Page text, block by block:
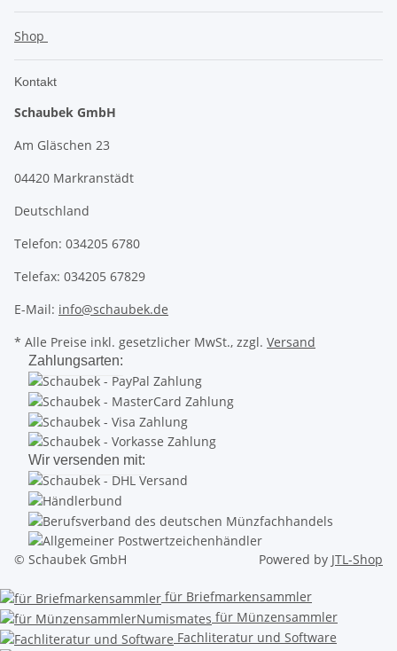
Shop
Kontakt
Schaubek GmbH
Am Gläschen 23
04420 Markranstädt
Deutschland
Telefon: 034205 6780
Telefax: 034205 67829
E-Mail: info@schaubek.de
* Alle Preise inkl. gesetzlicher MwSt., zzgl. Versand
Zahlungsarten:
Wir versenden mit:
© Schaubek GmbH Powered by JTL-Shop
für Briefmarkensammler
für Münzensammler
Fachliteratur und Software